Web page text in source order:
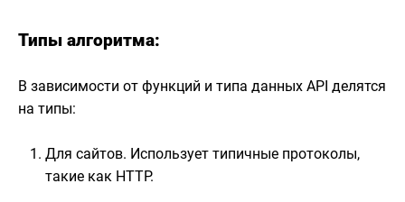
Типы алгоритма:
В зависимости от функций и типа данных API делятся
на типы:
Для сайтов. Использует типичные протоколы,
такие как HTTP.